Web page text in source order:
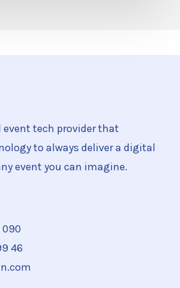
event tech provider that
to always deliver a digital
event you can imagine.
090
46